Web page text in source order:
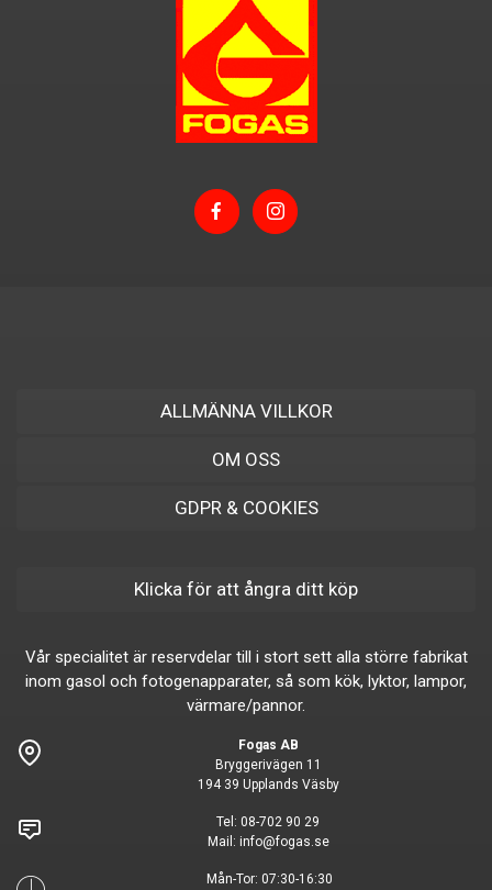
ALLMÄNNA VILLKOR
OM OSS
GDPR & COOKIES
Klicka för att ångra ditt köp
Vår specialitet är reservdelar till i stort sett alla större fabrikat
inom gasol och fotogenapparater, så som kök, lyktor, lampor,
värmare/pannor.
Fogas AB
Bryggerivägen 11
194 39 Upplands Väsby
Tel: 08-702 90 29
Mail: info@fogas.se
Mån-Tor: 07:30-16:30